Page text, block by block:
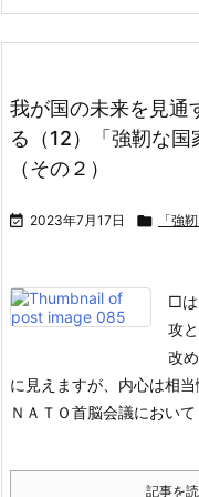
我が国の未来を見通
る（12）「強靭な
（その２）
 2023年7月17日  「強
□は
攻
改
に見えますが、内心は相当
ＮＡＴＯ首脳会議において
記事を